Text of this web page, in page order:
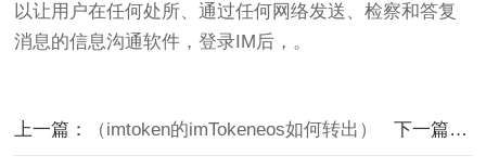
以让用户在任何处所、通过任何网络发送、检察和答复
消息的信息沟通软件，登录IM后，。
上一篇： （imtoken的imTokeneos如何转出） 下一篇：